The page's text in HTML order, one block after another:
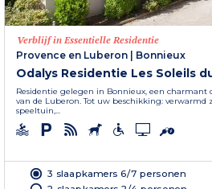
Verblijf in Essentielle Residentie
Provence en Luberon | Bonnieux
Odalys Residentie Les Soleils
Residentie gelegen in Bonnieux, een
van de Luberon. Tot uw beschikking: verwarmd
speeltuin,...
3 slaapkamers 6/7 personen